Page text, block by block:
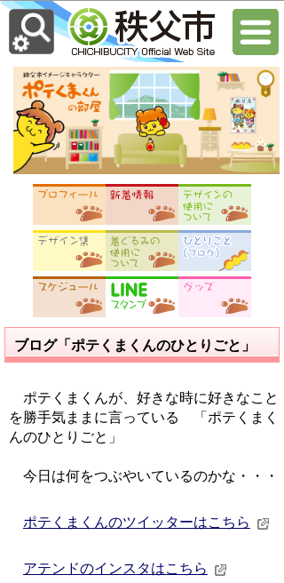
ブログ「ポテくまくんのひとりごと」
ポテくまくんが、好きな時に好きなこと
を勝手気ままに言っている 「ポテくまく
んのひとりごと」
今日は何をつぶやいているのかな・・・
ポテくまくんのツイッターはこちら
アテンドのインスタはこちら